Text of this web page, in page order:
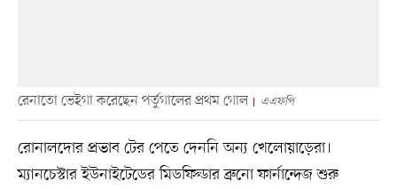
রেনাতো ভেইগা করেছেন পর্তুগালের প্রথম গোল এএফপি
রোনালদোর প্রভাব টের পেতে দেননি অন্য খেলোয়াড়েরা।
ম্যানচেস্টার ইউনাইটেডের মিডফিল্ডার ব্রুনো ফার্নান্দেজ শুরু